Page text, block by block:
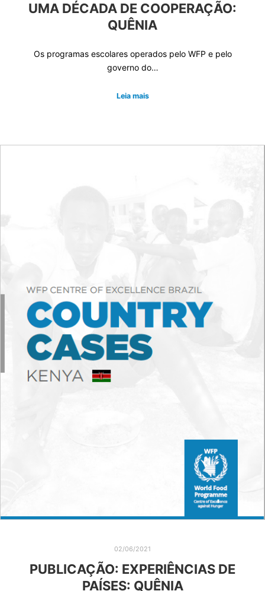
UMA DÉCADA DE COOPERAÇÃO:
QUÊNIA
Os programas escolares operados pelo WFP e pelo
governo do…
Leia mais
02/06/2021
PUBLICAÇÃO: EXPERIÊNCIAS DE
PAÍSES: QUÊNIA